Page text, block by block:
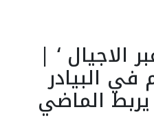
الاجيال ‘ |
البيادر
الماضي